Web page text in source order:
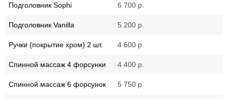
Подголовник Sophi 6 700 р.
Подголовник Vanilla 5 200 р.
Ручки (покрытие хром) 2 шт. 4 600 р.
Спинной массаж 4 форсунки 4 400 р.
Спинной массаж 6 форсунок 5 750 р.